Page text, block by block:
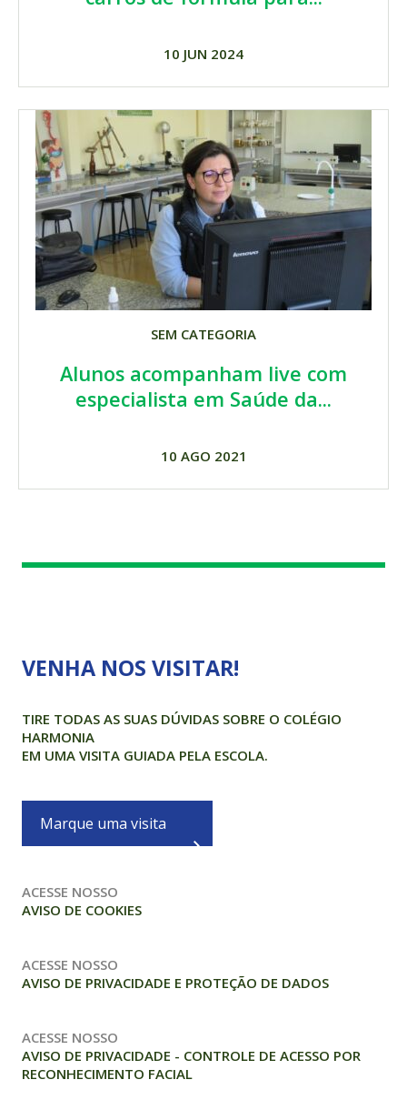
10 JUN 2024
SEM CATEGORIA
Alunos acompanham live com
especialista em Saúde da...
10 AGO 2021
VENHA NOS VISITAR!
TIRE TODAS AS SUAS DÚVIDAS SOBRE O COLÉGIO
HARMONIA
EM UMA VISITA GUIADA PELA ESCOLA.
Marque uma visita
ACESSE NOSSO
AVISO DE COOKIES
ACESSE NOSSO
AVISO DE PRIVACIDADE E PROTEÇÃO DE DADOS
ACESSE NOSSO
AVISO DE PRIVACIDADE - CONTROLE DE ACESSO POR
RECONHECIMENTO FACIAL